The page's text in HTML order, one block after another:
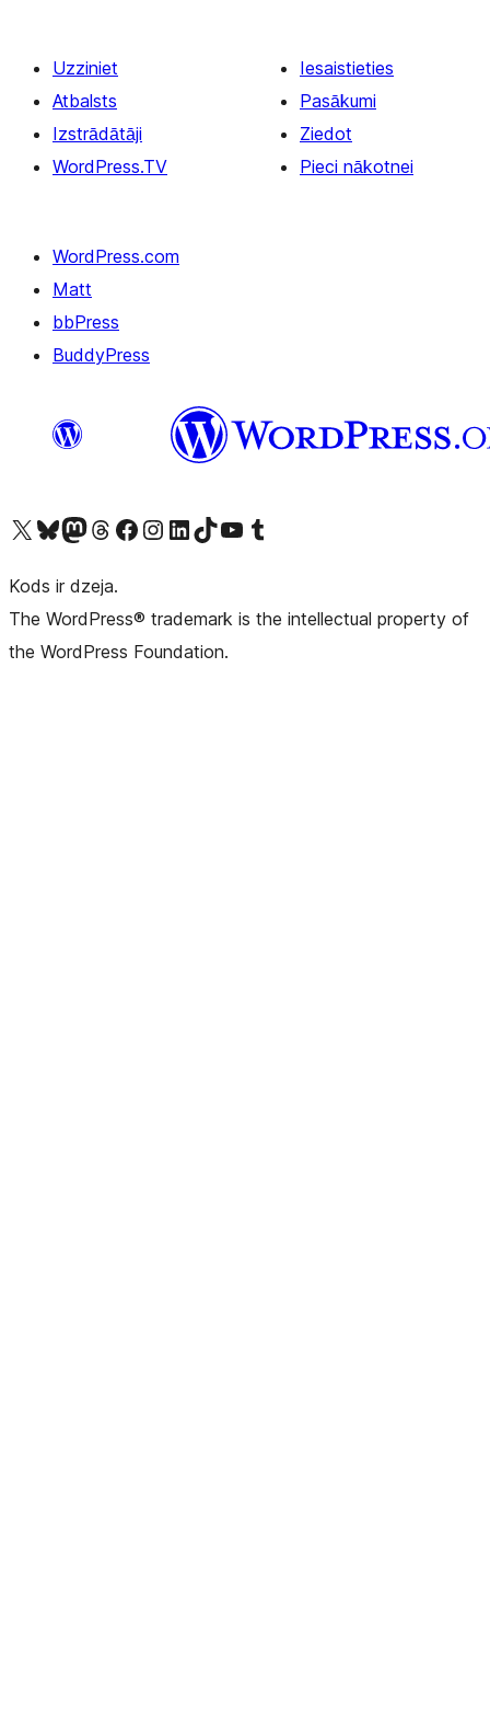
Uzziniet
Atbalsts
Izstrādātāji
WordPress.TV
Iesaistieties
Pasākumi
Ziedot
Pieci nākotnei
WordPress.com
Matt
bbPress
BuddyPress
Apmeklējiet mūsu X (agrāk Twitter) kontu
Apmeklējiet mūsu Bluesky kontu
Apmeklējiet mūsu Mastodon kontu
Apmeklējiet mūsu Threads kontu
Apmeklējiet mūsu Facebook lapuApmeklējiet mūsu Instagram kontu
Apmeklējiet mūsu LinkedIn kontu
Apmeklējiet mūsu TikTok kontu
Apmeklējiet mūsu YouTube kanālu
Apmeklējiet mūsu Tumblr kontu
Kods ir dzeja.
The WordPress® trademark is the intellectual property of
the WordPress Foundation.